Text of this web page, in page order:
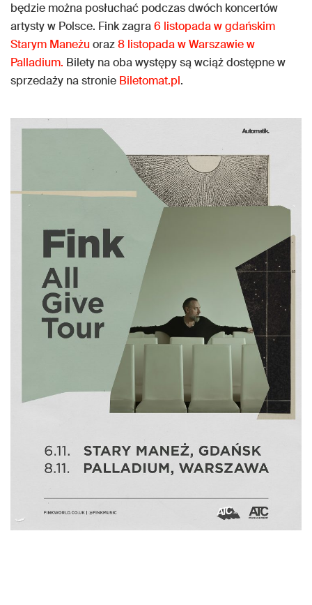
będzie można posłuchać podczas dwóch koncertów
artysty w Polsce. Fink zagra6 listopada w gdańskim
Starym Maneżuoraz8 listopada w Warszawie w
Palladium. Bilety na oba występy są wciąż dostępne w
sprzedaży na stronie Biletomat.pl.